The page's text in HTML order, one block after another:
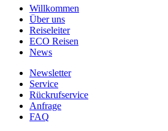
Willkommen
Über uns
Reiseleiter
ECO Reisen
News
Newsletter
Service
Rückrufservice
Anfrage
FAQ